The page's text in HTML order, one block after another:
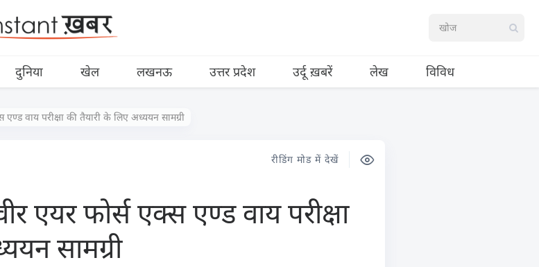
दुनिया खेल लखनऊ उत्तर प्रदेश उर्दू ख़बरें लेख विविध
वाय परीक्षा की तैयारी के लिए अध्ययन सामग्री
रीडिंग मोड में देखें
एयर फोर्स एक्स एण्ड वाय परीक्षा
सामग्री